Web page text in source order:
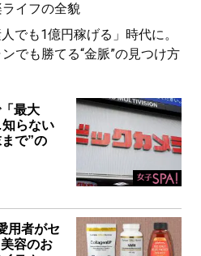
イフの全貌
でも1億円稼げる」時代に。
でも勝てる“金脈”の見つけ方
最大
らない
で”の
用者がセ
容のお